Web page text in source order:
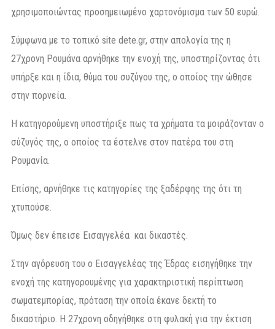
χρησιμοποιώντας προσημειωμένο χαρτονόμισμα των 50 ευρώ.
Σύμφωνα με το τοπικό site dete.gr, στην απολογία της η
27χρονη Ρουμάνα αρνήθηκε την ενοχή της, υποστηρίζοντας ότι
υπήρξε και η ίδια, θύμα του συζύγου της, ο οποίος την ώθησε
στην πορνεία.
Η κατηγορούμενη υποστήριξε πως τα χρήματα τα μοιράζονταν ο
σύζυγός της, ο οποίος τα έστελνε στον πατέρα του στη
Ρουμανία.
Επίσης, αρνήθηκε τις κατηγορίες της ξαδέρφης της ότι τη
χτυπούσε.
Όμως δεν έπεισε Εισαγγελέα και δικαστές.
Στην αγόρευση του ο Εισαγγελέας της Έδρας εισηγήθηκε την
ενοχή της κατηγορουμένης για χαρακτηριστική περίπτωση
σωματεμπορίας, πρόταση την οποία έκανε δεκτή το
δικαστήριο. Η 27χρονη οδηγήθηκε στη φυλακή για την έκτιση